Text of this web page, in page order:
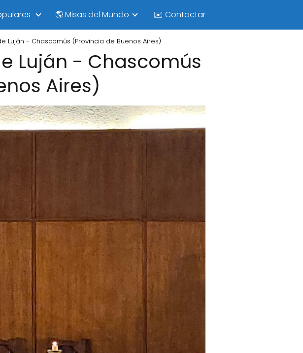
🌎 Misas del Mundo ✉️ Contactar
Luján - Chascomús (Provincia de Buenos Aires)
Luján - Chascomús
Aires)